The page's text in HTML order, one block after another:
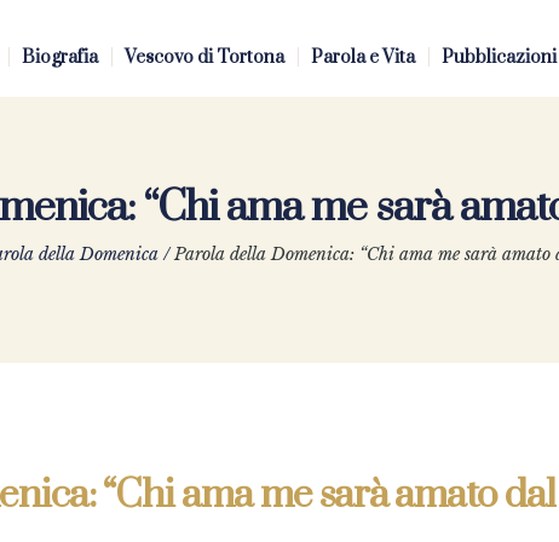
Biografia Vescovo di Tortona Parola e Vita Pubblicazioni
“Chi ama me sarà
della Domenica /Parola della Domenica: “Chi ama me sarà amato
“Chi ama me sarà amato dal